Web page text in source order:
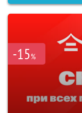
-15%